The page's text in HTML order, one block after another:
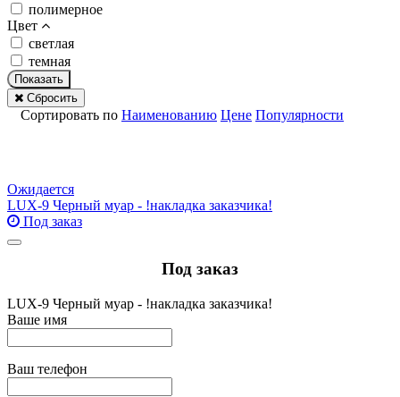
полимерное
Цвет
светлая
темная
Показать
Сбросить
Сортировать по Наименованию Цене Популярности
Ожидается
LUX-9 Черный муар - !накладка заказчика!
Под заказ
Под заказ
LUX-9 Черный муар - !накладка заказчика!
Ваше имя
Ваш телефон